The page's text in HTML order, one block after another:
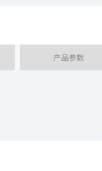
产品参数